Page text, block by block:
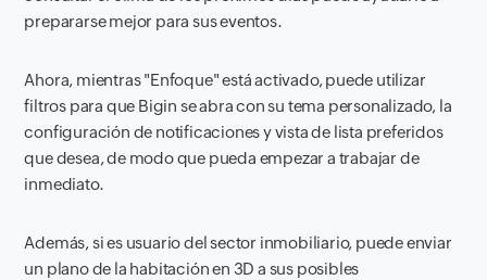
prepararse mejor para sus eventos.
Ahora, mientras "Enfoque" está activado, puede utilizar
filtros para que Bigin se abra con su tema personalizado, la
configuración de notificaciones y vista de lista preferidos
que desea, de modo que pueda empezar a trabajar de
inmediato.
Además, si es usuario del sector inmobiliario, puede enviar
un plano de la habitación en 3D a sus posibles